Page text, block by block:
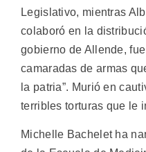
Legislativo, mientras
colaboró en la
gobierno de Allende,
camaradas de armas
la patria”. Murió en
terribles torturas que le
Michelle Bachelet ha